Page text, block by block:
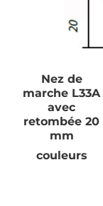
Nez de
marche L33A
avec
retombée 20
mm
couleurs